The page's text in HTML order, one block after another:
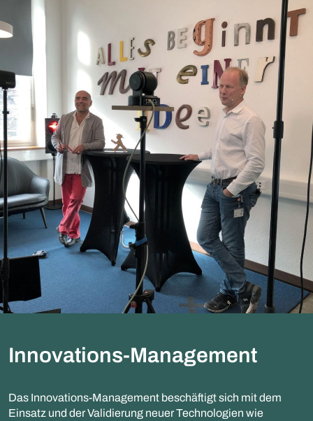
Innovations-Management
Das Innovations-Management beschäftigt sich mit dem
Einsatz und der Validierung neuer Technologien wie